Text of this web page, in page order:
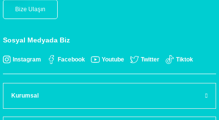
Bize Ulaşın
Sosyal Medyada Biz
Instagram Facebook Youtube Twitter Tiktok
Kurumsal